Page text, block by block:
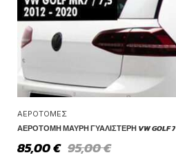
ΑΕΡΟΤΟΜΈΣ
ΑΕΡΟΤΟΜΉ ΜΑΎΡΗ ΓΥΑΛΙΣΤΕΡΉ VW GOLF 7
95,00€
85,00€